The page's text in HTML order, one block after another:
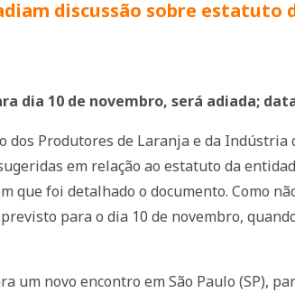
discussão sobre estatuto
dia 10 de novembro, será adiada;
Produtores de Laranja e da Indústria
em relação ao estatuto da
que foi detalhado o documento. Como
para o dia 10 de novembro,
um novo encontro em São Paulo (SP),